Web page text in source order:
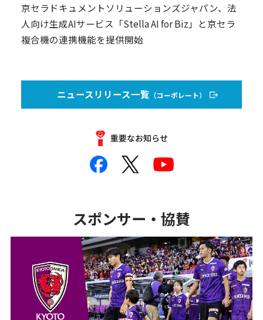
京セラドキュメントソリューションズジャパン、法
人向け生成AIサービス「Stella AI for Biz」と京セラ
複合機の連携機能を提供開始
ニュースリリース一覧 （コーポレート）
スポンサー・協賛